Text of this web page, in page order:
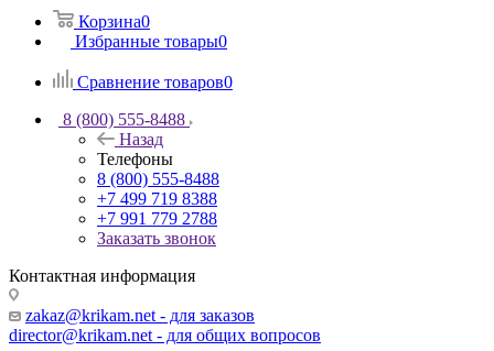
Корзина0
Избранные товары0
Сравнение товаров0
8 (800) 555-8488
Назад
Телефоны
8 (800) 555-8488
+7 499 719 8388
+7 991 779 2788
Заказать звонок
Контактная информация
zakaz@krikam.net - для заказов
director@krikam.net - для общих вопросов